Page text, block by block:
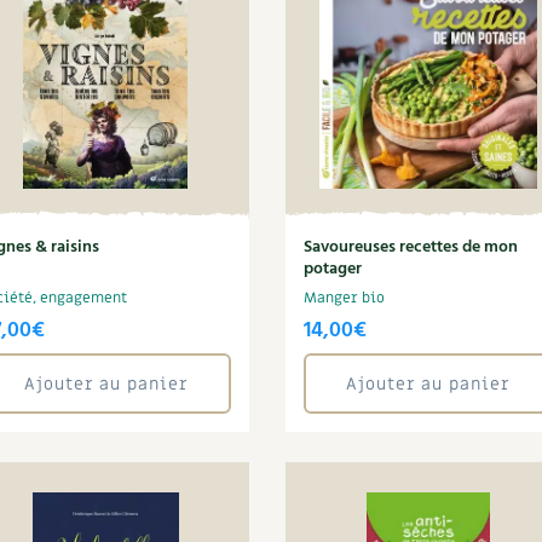
Société, engagement Feuilleter le
et gros oeuvre
écologiques
de l’eau
de la maison
Enfants
Actions pour la planète
& raisins
engagement
€
Ajouter au panier
Savoureuses recettes de mon
potager
Manger bio
14,00€
Ajouter au panier